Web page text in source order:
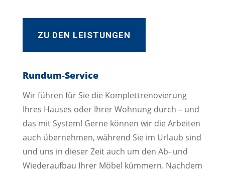
ZU DEN LEISTUNGEN
Rundum-Service
Wir führen für Sie die Komplettrenovierung
Ihres Hauses oder Ihrer Wohnung durch – und
das mit System! Gerne können wir die Arbeiten
auch übernehmen, während Sie im Urlaub sind
und uns in dieser Zeit auch um den Ab- und
Wiederaufbau Ihrer Möbel kümmern. Nachdem